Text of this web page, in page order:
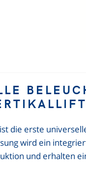
ist die erste
wird ein
und erhalten